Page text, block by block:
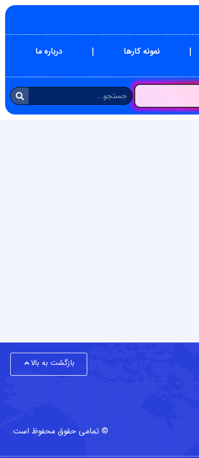
نمونه کارها درباره ما
بازگشت به بالا
© تمامی حقوق محفوظ است.